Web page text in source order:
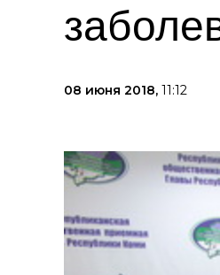
08 июня 2018, 11:12